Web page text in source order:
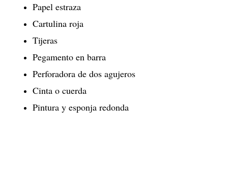
Papel estraza
Cartulina roja
Tijeras
Pegamento en barra
Perforadora de dos agujeros
Cinta o cuerda
Pintura y esponja redonda